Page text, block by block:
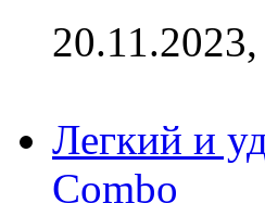
Легкий и
Combo